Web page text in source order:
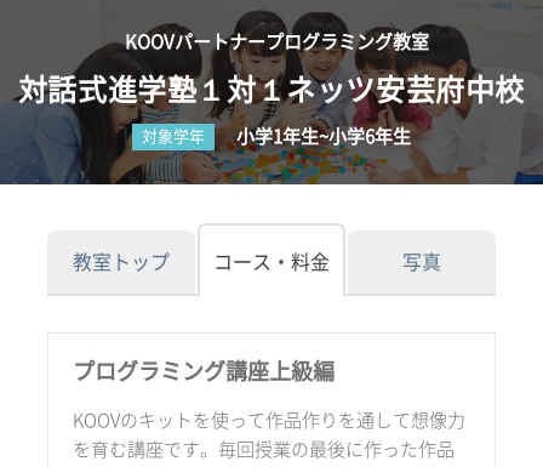
KOOVパートナープログラミング教室
対話式進学塾１対１ネッツ安芸府中校
対象学年 小学1年生~小学6年生
教室トップ コース・料金 写真
プログラミング講座上級編
KOOVのキットを使って作品作りを通して想像力
を育む講座です。毎回授業の最後に作った作品